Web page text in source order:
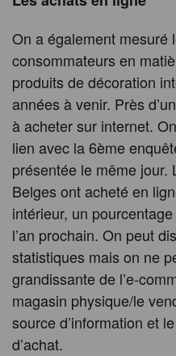
On a également mesuré
consommateurs en
produits de décoration
années à venir. Près
à acheter sur internet.
lien avec la 6ème
présentée le même jour.
Belges ont acheté en
intérieur, un
l’an prochain. On peut
statistiques mais on ne
grandissante de l’e-
magasin physique/le
source d’information et
d’achat.